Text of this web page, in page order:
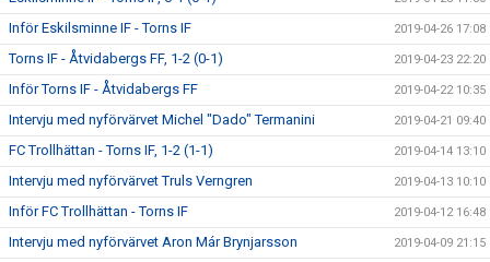
Inför Eskilsminne IF - Torns IF 2019-04-26 17:08
Torns IF - Åtvidabergs FF, 1-2 (0-1) 2019-04-23 22:20
Inför Torns IF - Åtvidabergs FF 2019-04-22 10:35
Intervju med nyförvärvet Michel "Dado" Termanini 2019-04-21 09:40
FC Trollhättan - Torns IF, 1-2 (1-1) 2019-04-14 13:10
Intervju med nyförvärvet Truls Verngren 2019-04-13 10:10
Inför FC Trollhättan - Torns IF 2019-04-12 16:48
Intervju med nyförvärvet Aron Már Brynjarsson 2019-04-09 21:15